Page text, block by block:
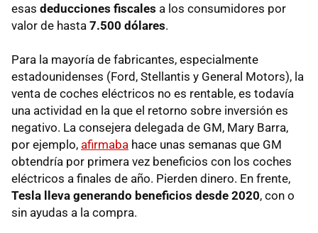
esas deducciones fiscales a los consumidores por
valor de hasta 7.500 dólares.
Para la mayoría de fabricantes, especialmente
estadounidenses (Ford, Stellantis y General Motors), la
venta de coches eléctricos no es rentable, es todavía
una actividad en la que el retorno sobre inversión es
negativo. La consejera delegada de GM, Mary Barra,
por ejemplo, afirmaba hace unas semanas que GM
obtendría por primera vez beneficios con los coches
eléctricos a finales de año. Pierden dinero. En frente,
Tesla lleva generando beneficios desde 2020, con o
sin ayudas a la compra.